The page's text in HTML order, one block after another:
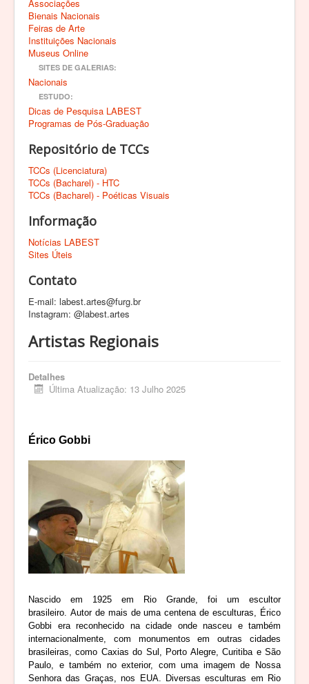
Associações
Bienais Nacionais
Feiras de Arte
Instituições Nacionais
Museus Online
SITES DE GALERIAS:
Nacionais
ESTUDO:
Dicas de Pesquisa LABEST
Programas de Pós-Graduação
Repositório de TCCs
TCCs (Licenciatura)
TCCs (Bacharel) - HTC
TCCs (Bacharel) - Poéticas Visuais
Informação
Notícias LABEST
Sites Úteis
Contato
E-mail: labest.artes@furg.br
Instagram: @labest.artes
Artistas Regionais
Detalhes
Última Atualização: 13 Julho 2025
Érico Gobbi
Nascido em 1925 em Rio Grande, foi um escultor
brasileiro. Autor de mais de uma centena de esculturas, Érico
Gobbi era reconhecido na cidade onde nasceu e também
internacionalmente, com monumentos em outras cidades
brasileiras, como Caxias do Sul, Porto Alegre, Curitiba e São
Paulo, e também no exterior, com uma imagem de Nossa
Senhora das Graças, nos EUA. Diversas esculturas em Rio